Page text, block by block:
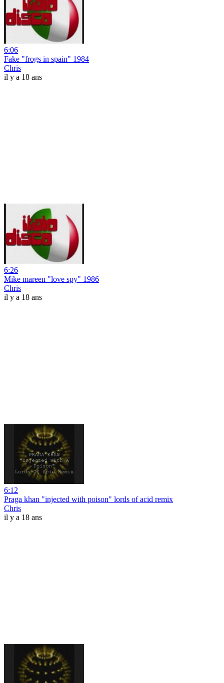
6:06
Fake "frogs in spain" 1984
Chris
il y a 18 ans
6:26
Mike mareen "love spy" 1986
Chris
il y a 18 ans
6:12
Praga khan "injected with poison" lords of acid remix
Chris
il y a 18 ans